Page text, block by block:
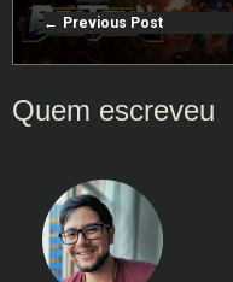
Previous Post